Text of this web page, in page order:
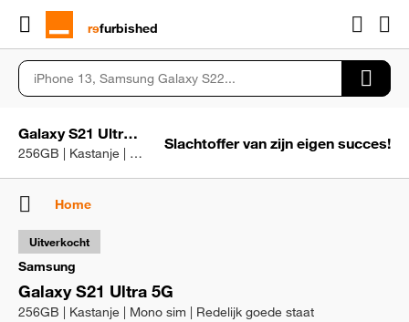
rɘfurbished
Galaxy S21 Ultra 5G
256GB | Kastanje | Mono sim | Redelijk goede staat
Slachtoffer van zijn eigen succes!
Home
Samsung
Galaxy S21 Ultra 5G
256GB | Kastanje | Mono sim | Redelijk goede staat
Uitverkocht